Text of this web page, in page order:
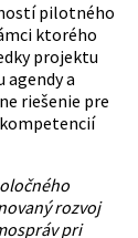
pilotného
ktorého
projektu
a
riešenie pre
rozvoj
pri